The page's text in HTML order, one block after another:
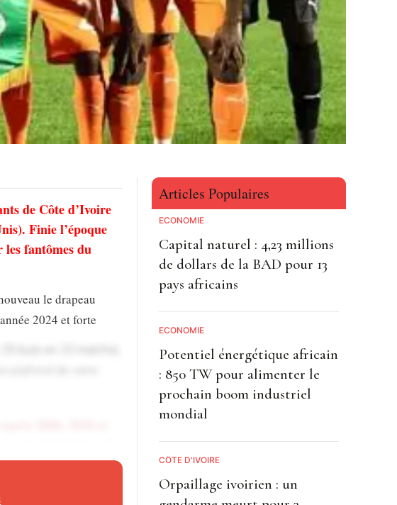
de Côte d’Ivoire
Finie l’époque
les fantômes du
le drapeau
2024 et forte
Articles Populaires
ECONOMIE
Capital naturel : 4,23 millions
de dollars de la BAD pour 13
pays africains
ECONOMIE
Potentiel énergétique africain
: 850 TW pour alimenter le
prochain boom industriel
mondial
CÔTE D'IVOIRE
Orpaillage ivoirien : un